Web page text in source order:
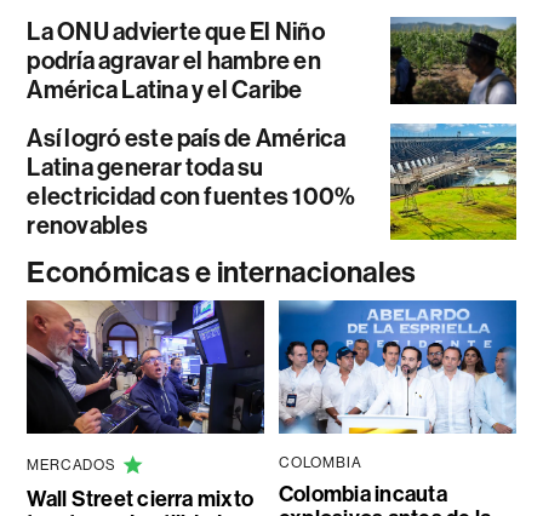
La ONU advierte que El Niño
podría agravar el hambre en
América Latina y el Caribe
Así logró este país de América
Latina generar toda su
electricidad con fuentes 100%
renovables
Económicas e internacionales
MERCADOS
Wall Street cierra mixto
COLOMBIA
Colombia incauta